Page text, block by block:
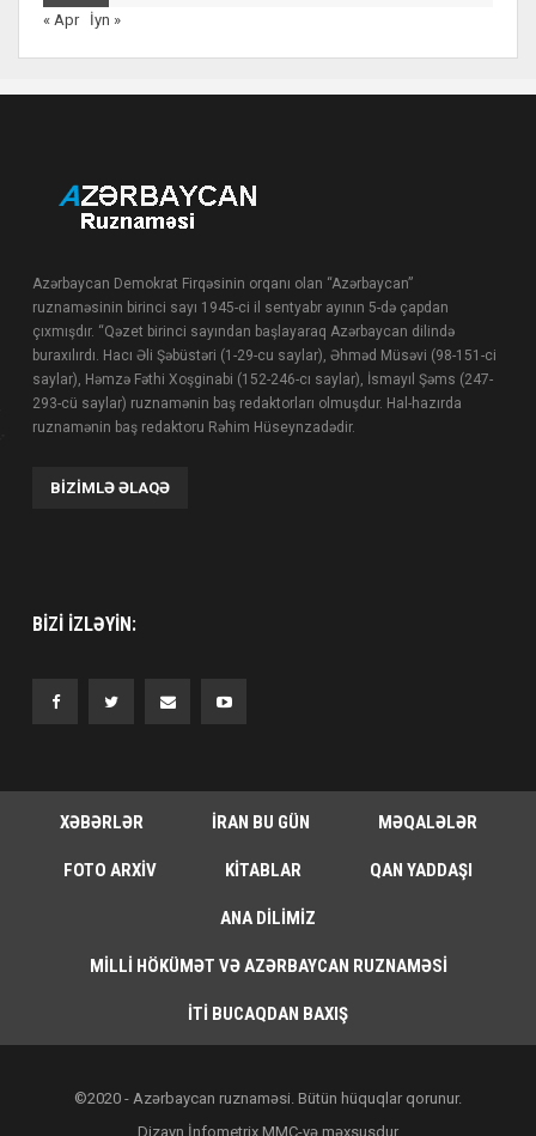
« Apr
İyn »
Azərbaycan Demokrat Firqəsinin orqanı olan “Azərbaycan”
ruznaməsinin birinci sayı 1945-ci il sentyabr ayının 5-də çapdan
çıxmışdır. “Qəzet birinci sayından başlayaraq Azərbaycan dilində
buraxılırdı. Hacı Əli Şəbüstəri (1-29-cu saylar), Əhməd Müsəvi (98-151-ci
saylar), Həmzə Fəthi Xoşginabi (152-246-cı saylar), İsmayıl Şəms (247-
293-cü saylar) ruznamənin baş redaktorları olmuşdur. Hal-hazırda
ruznamənin baş redaktoru Rəhim Hüseynzadədir.
BIZIMLƏ ƏLAQƏ
BIZI IZLƏYIN:
XƏBƏRLƏR İRAN BU GÜN MƏQALƏLƏR
FOTO ARXIV KITABLAR QAN YADDAŞI
ANA DILIMIZ
MILLI HÖKÜMƏT VƏ AZƏRBAYCAN RUZNAMƏSI
İTI BUCAQDAN BAXIŞ
©2020 - Azərbaycan ruznaməsi. Bütün hüquqlar qorunur.
Dizayn İnfometrix MMC-yə məxsusdur